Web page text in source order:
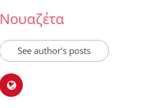
Νουαζέτα
See author's posts